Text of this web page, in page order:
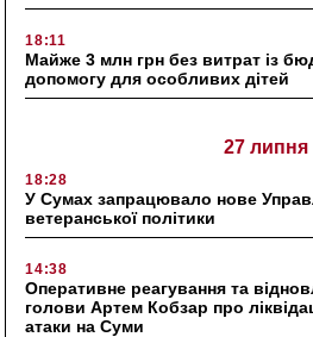
18:11
Майже 3 млн грн без витрат із
допомогу для особливих дітей
27 липня
18:28
У Сумах запрацювало нове
ветеранської політики
14:38
Оперативне реагування та
голови Артем Кобзар про
атаки на Суми